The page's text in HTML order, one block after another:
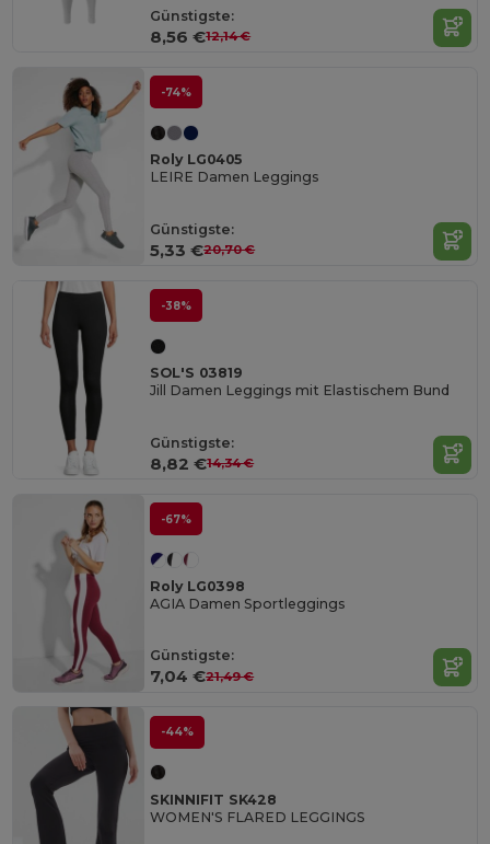
Günstigste:
8,56 €12,14 €
-74%
Roly LG0405
LEIRE Damen Leggings
Günstigste:
5,33 €20,70 €
-38%
SOL'S 03819
Jill Damen Leggings mit Elastischem Bund
Günstigste:
8,82 €14,34 €
-67%
Roly LG0398
AGIA Damen Sportleggings
Günstigste:
7,04 €21,49 €
-44%
SKINNIFIT SK428
WOMEN'S FLARED LEGGINGS